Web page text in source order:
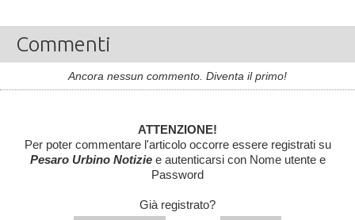
Commenti
Ancora nessun commento. Diventa il primo!
ATTENZIONE!
Per poter commentare l'articolo occorre essere registrati su
Pesaro Urbino Notiziee autenticarsi con Nome utente e
Password
Già registrato?